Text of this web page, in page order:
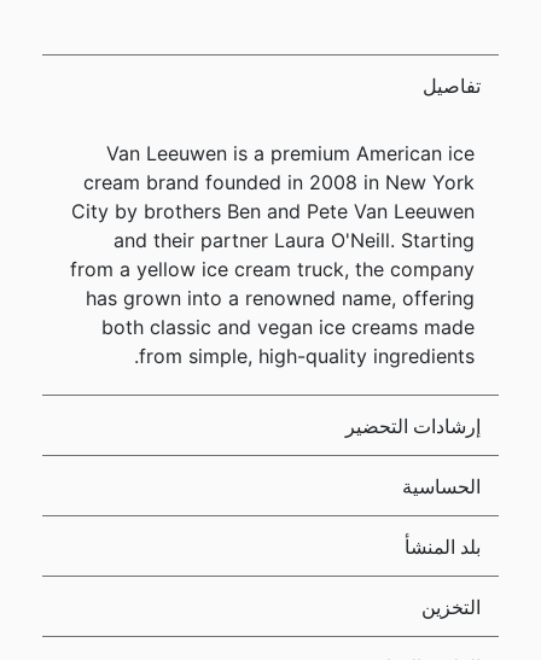
تفاصيل
Van Leeuwen is a premium American ice
cream brand founded in 2008 in New York
City by brothers Ben and Pete Van Leeuwen
and their partner Laura O'Neill. Starting
from a yellow ice cream truck, the company
has grown into a renowned name, offering
both classic and vegan ice creams made
from simple, high-quality ingredients.
إرشادات التحضير
الحساسية
بلد المنشأ
التخزين